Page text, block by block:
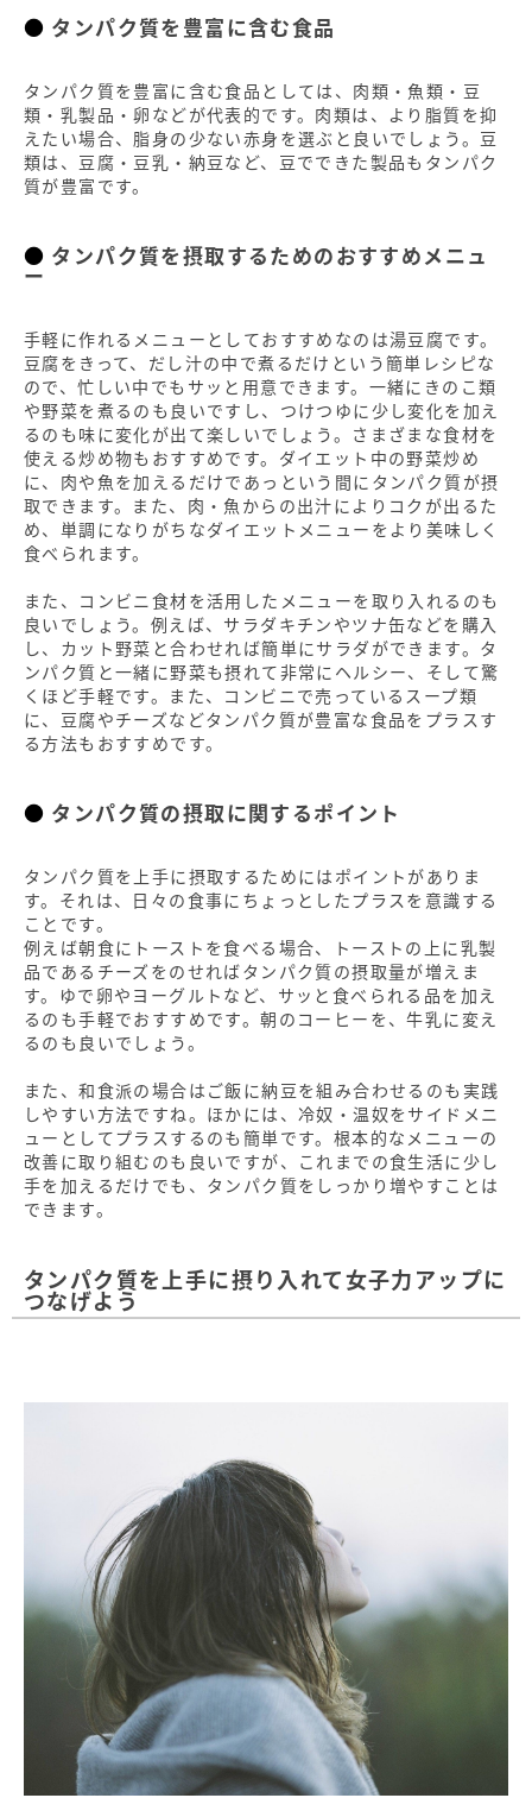
タンパク質を豊富に含む食品
タンパク質を豊富に含む食品としては、肉類・魚類・豆
類・乳製品・卵などが代表的です。肉類は、より脂質を抑
えたい場合、脂身の少ない赤身を選ぶと良いでしょう。豆
類は、豆腐・豆乳・納豆など、豆でできた製品もタンパク
質が豊富です。
タンパク質を摂取するためのおすすめメニュ
ー
手軽に作れるメニューとしておすすめなのは湯豆腐です。
豆腐をきって、だし汁の中で煮るだけという簡単レシピな
ので、忙しい中でもサッと用意できます。一緒にきのこ類
や野菜を煮るのも良いですし、つけつゆに少し変化を加え
るのも味に変化が出て楽しいでしょう。さまざまな食材を
使える炒め物もおすすめです。ダイエット中の野菜炒め
に、肉や魚を加えるだけであっという間にタンパク質が摂
取できます。また、肉・魚からの出汁によりコクが出るた
め、単調になりがちなダイエットメニューをより美味しく
食べられます。
また、コンビニ食材を活用したメニューを取り入れるのも
良いでしょう。例えば、サラダキチンやツナ缶などを購入
し、カット野菜と合わせれば簡単にサラダができます。タ
ンパク質と一緒に野菜も摂れて非常にヘルシー、そして驚
くほど手軽です。また、コンビニで売っているスープ類
に、豆腐やチーズなどタンパク質が豊富な食品をプラスす
る方法もおすすめです。
タンパク質の摂取に関するポイント
タンパク質を上手に摂取するためにはポイントがありま
す。それは、日々の食事にちょっとしたプラスを意識する
ことです。
例えば朝食にトーストを食べる場合、トーストの上に乳製
品であるチーズをのせればタンパク質の摂取量が増えま
す。ゆで卵やヨーグルトなど、サッと食べられる品を加え
るのも手軽でおすすめです。朝のコーヒーを、牛乳に変え
るのも良いでしょう。
また、和食派の場合はご飯に納豆を組み合わせるのも実践
しやすい方法ですね。ほかには、冷奴・温奴をサイドメニ
ューとしてプラスするのも簡単です。根本的なメニューの
改善に取り組むのも良いですが、これまでの食生活に少し
手を加えるだけでも、タンパク質をしっかり増やすことは
できます。
タンパク質を上手に摂り入れて女子力アップに
つなげよう